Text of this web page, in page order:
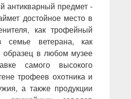
антикварный предмет -
достойное место в
как трофейный
семье ветерана, как
образец в любом музее
самого высокого
трофеев охотника и
а также продукции